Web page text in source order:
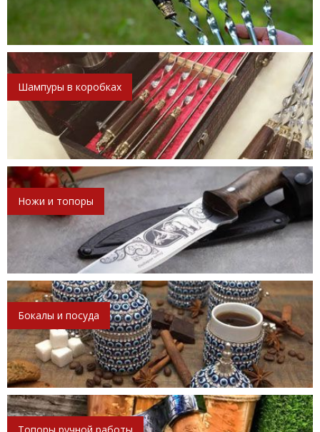
Шампуры в коробках
Ножи и топоры
Бокалы и посуда
Топоры ручной работы